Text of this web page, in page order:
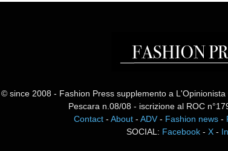
since 2008 - Fashion Press supplemento a
Pescara n.08/08 - iscrizione al ROC
Contact- About- ADV- Fashion news-
SOCIAL: Facebook -X -